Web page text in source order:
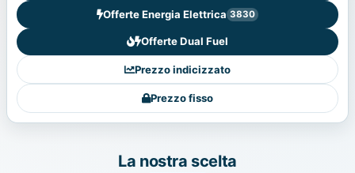
Offerte Energia Elettrica 3830
Offerte Dual Fuel
Prezzo indicizzato
Prezzo fisso
La nostra scelta